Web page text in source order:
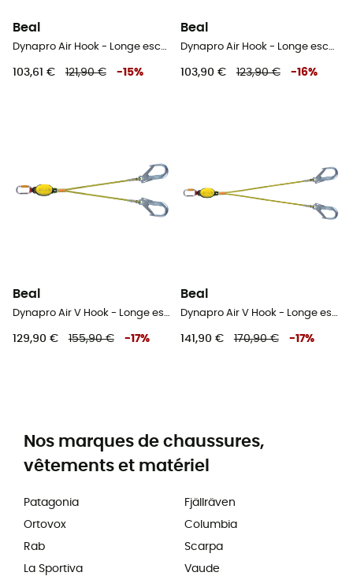
Beal
Dynapro Air Hook - Longe escalade
103,61 € 121,90 € -15%
Beal
Dynapro Air Hook - Longe escalade
103,90 € 123,90 € -16%
Beal
Dynapro Air V Hook - Longe escalade
129,90 € 155,90 € -17%
Beal
Dynapro Air V Hook - Longe escalade
141,90 € 170,90 € -17%
Nos marques de chaussures,
vêtements et matériel
Patagonia
Ortovox
Rab
La Sportiva
Fjällräven
Columbia
Scarpa
Vaude